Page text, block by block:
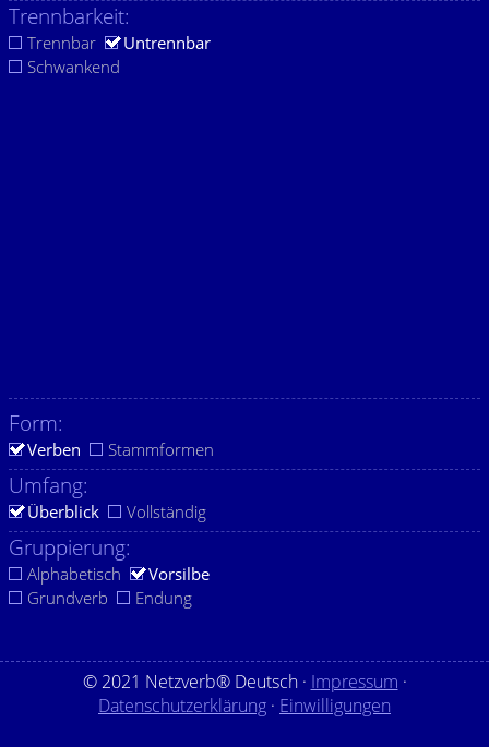
Trennbarkeit:
Trennbar
Untrennbar
Schwankend
Form:
Verben Stammformen
Umfang:
Überblick Vollständig
Gruppierung:
Alphabetisch
Vorsilbe
Grundverb
Endung
© 2021 Netzverb® Deutsch · Impressum ·
Datenschutzerklärung · Einwilligungen